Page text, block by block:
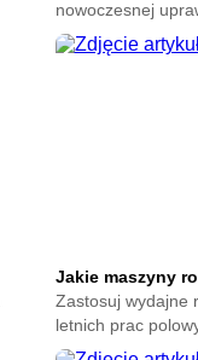
nowoczesnej
urządzenia
zwiększające
Jakie maszyny
Zastosuj wydajne
letnich prac
oprzyrządowanie